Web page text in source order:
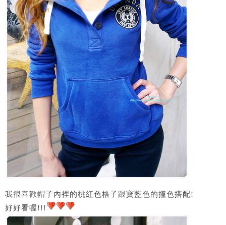
我很喜歡帽子內裡的桃紅色格子跟寶藍色的撞色搭配!
好好看喔!!!